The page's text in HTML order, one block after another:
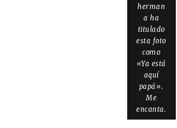
herman
a ha
titulado
esta foto
como
«Ya está
aquí
papá».
Me
encanta.